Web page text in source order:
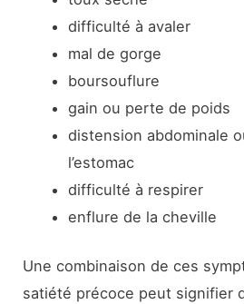
difficulté à avaler
mal de gorge
boursouflure
gain ou perte de poids
distension abdominale
l’estomac
difficulté à respirer
enflure de la cheville
Une combinaison de ces
satiété précoce peut signifier